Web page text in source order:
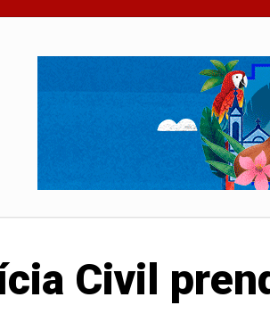
Civil